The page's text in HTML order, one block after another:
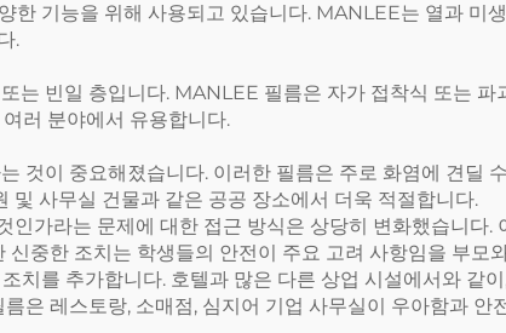
기능을 위해 사용되고 있습니다. MANLEE는 열과 미
.
는 빈일 층입니다. MANLEE 필름은 자가 접착식 또는 파
러 분야에서 유용합니다.
것이 중요해졌습니다. 이러한 필름은 주로 화염에 견딜
및 사무실 건물과 같은 공공 장소에서 더욱 적절합니다.
가라는 문제에 대한 접근 방식은 상당히 변화했습니다.
중한 조치는 학생들의 안전이 주요 고려 사항임을 부모
치를 추가합니다. 호텔과 많은 다른 상업 시설에서와 같
은 레스토랑, 소매점, 심지어 기업 사무실이 우아함과 안